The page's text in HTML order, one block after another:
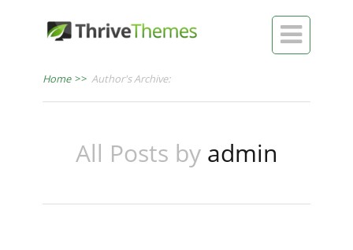

Home >> Author's Archive:
All Posts by admin